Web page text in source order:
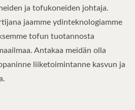
ja tofukoneiden johtaja.
jaamme ydinteknologiamme
tofun tuotannosta
Antakaa meidän olla
liiketoimintanne kasvun ja